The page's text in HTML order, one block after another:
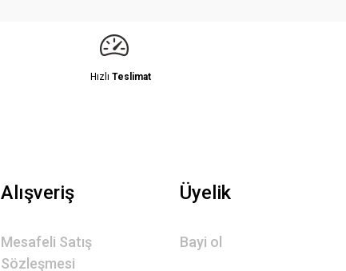
Hızlı Teslimat
Alışveriş
Mesafeli Satış
Sözleşmesi
Üyelik
Bayi ol